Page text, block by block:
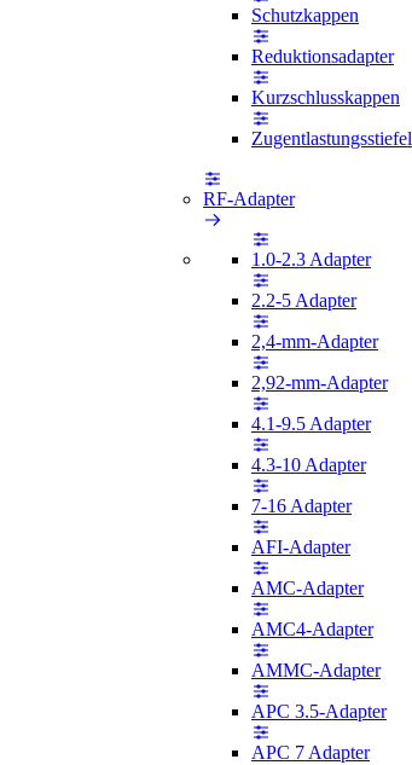
Schutzkappen
Reduktionsadapter
Kurzschlusskappen
Zugentlastungsstiefel
RF-Adapter
1.0-2.3 Adapter
2.2-5 Adapter
2,4-mm-Adapter
2,92-mm-Adapter
4.1-9.5 Adapter
4.3-10 Adapter
7-16 Adapter
AFI-Adapter
AMC-Adapter
AMC4-Adapter
AMMC-Adapter
APC 3.5-Adapter
APC 7 Adapter